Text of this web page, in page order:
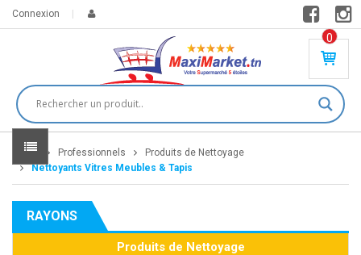
Connexion
0
PR
DU
IT(
S)
Home Professionnels
Produits de Nettoyage
Nettoyants Vitres Meubles & Tapis
RAYONS
Produits de Nettoyage